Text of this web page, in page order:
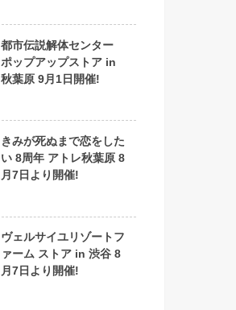
都市伝説解体センター
ポップアップストア in
秋葉原 9月1日開催!
きみが死ぬまで恋をした
い 8周年 アトレ秋葉原 8
月7日より開催!
ヴェルサイユリゾートフ
ァーム ストア in 渋谷 8
月7日より開催!